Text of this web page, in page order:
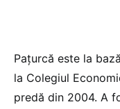
Pațurcă este la
la Colegiul
predă din 2004. A